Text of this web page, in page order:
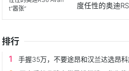
度任性的奥迪
v
排行
手握35万，不要途昂和汉兰达选昂科旗